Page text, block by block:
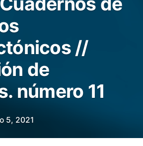
//
de
número 11
5, 2021